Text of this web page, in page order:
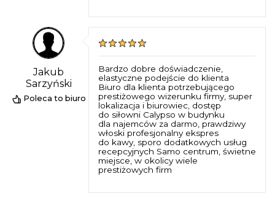
Jakub
Sarzyński
Poleca to biuro
Bardzo dobre doświadczenie,
elastyczne podejście do klienta
Biuro dla klienta potrzebującego
prestiżowego wizerunku firmy, super
lokalizacja i biurowiec, dostęp
do siłowni Calypso w budynku
dla najemców za darmo, prawdziwy
włoski profesjonalny ekspres
do kawy, sporo dodatkowych usług
recepcyjnych Samo centrum, świetne
miejsce, w okolicy wiele
prestiżowych firm